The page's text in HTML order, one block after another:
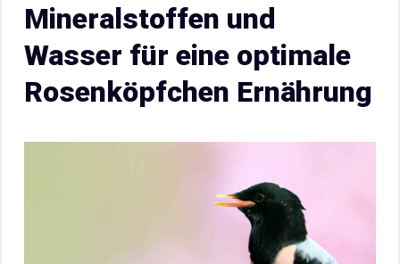
Mineralstoffen und
Wasser für eine optimale
Rosenköpfchen Ernährung